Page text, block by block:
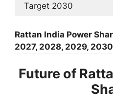
Target 2030
Rattan India Power
2027, 2028, 2029,
Future of